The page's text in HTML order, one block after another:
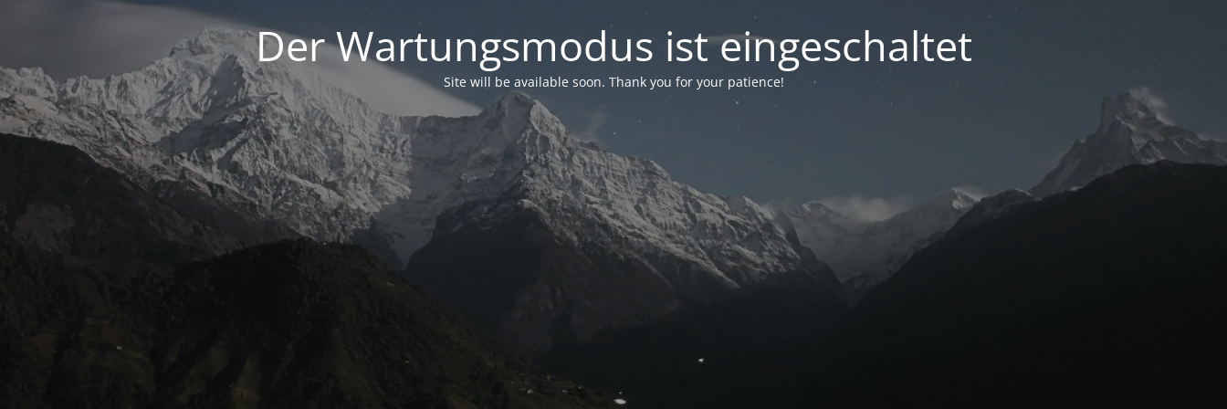
Der Wartungsmodus ist eingeschaltet
Site will be available soon. Thank you for your patience!